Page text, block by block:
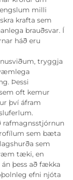
milli
krafta sem
brauðsvar. Í
háð eru
tryggja
Þessi
oft kemur
því áfram
rafmagnsstjórnun
sem bæta
sem
tæki, en
þess að fækka
efni njóta